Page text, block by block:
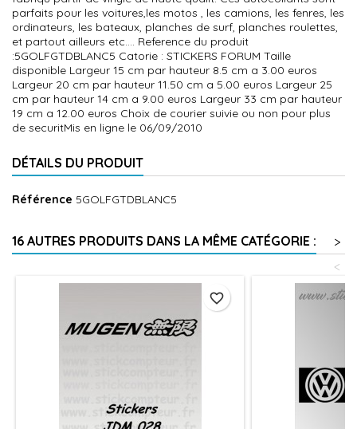
parfaits pour les voitures,les motos , les camions, les fenres, les
ordinateurs, les bateaux, planches de surf, planches roulettes,
et partout ailleurs etc.... Reference du produit
:5GOLFGTDBLANC5 Catorie : STICKERS FORUM Taille
disponible Largeur 15 cm par hauteur 8.5 cm a 3.00 euros
Largeur 20 cm par hauteur 11.50 cm a 5.00 euros Largeur 25
cm par hauteur 14 cm a 9.00 euros Largeur 33 cm par hauteur
19 cm a 12.00 euros Choix de courier suivie ou non pour plus
de securitMis en ligne le 06/09/2010
DÉTAILS DU PRODUIT
Référence 5GOLFGTDBLANC5
16 AUTRES PRODUITS DANS LA MÊME CATÉGORIE :
>
<
favorite_border